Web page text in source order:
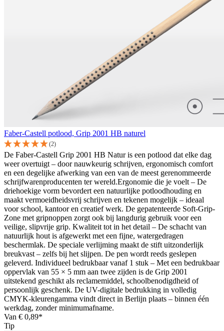
Faber-Castell potlood, Grip 2001 HB naturel
(2)
De Faber-Castell Grip 2001 HB Natur is een potlood dat elke dag
weer overtuigt – door nauwkeurig schrijven, ergonomisch comfort
en een degelijke afwerking van een van de meest gerenommeerde
schrijfwarenproducenten ter wereld.Ergonomie die je voelt – De
driehoekige vorm bevordert een natuurlijke potloodhouding en
maakt vermoeidheidsvrij schrijven en tekenen mogelijk – ideaal
voor school, kantoor en creatief werk. De gepatenteerde Soft-Grip-
Zone met gripnoppen zorgt ook bij langdurig gebruik voor een
veilige, slipvrije grip. Kwaliteit tot in het detail – De schacht van
natuurlijk hout is afgewerkt met een fijne, watergedragen
beschermlak. De speciale verlijming maakt de stift uitzonderlijk
breukvast – zelfs bij het slijpen. De pen wordt reeds geslepen
geleverd. Individueel bedrukbaar vanaf 1 stuk – Met een bedrukbaar
oppervlak van 55 × 5 mm aan twee zijden is de Grip 2001
uitstekend geschikt als reclamemiddel, schoolbenodigdheid of
persoonlijk geschenk. De UV-digitale bedrukking in volledig
CMYK-kleurengamma vindt direct in Berlijn plaats – binnen één
werkdag, zonder minimumafname.
Van € 0,89*
Tip